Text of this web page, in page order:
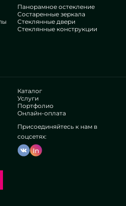
бонусов.
команды
стаж, что усладит даже
Упорно работают над
квалификаций, осознают,
ситуациях. Выдадут и
на ножке целиком.
различных популярных
посетителей. Уйма
лично.
помогает исправлять
делать все свободнее, урезать
и услуги типа овальных
настолько
произведения,
концепты.
образчиков в каталоге,
Панорамное остекление
Состаренные зеркала
Стеклянные двери
Стеклянные конструкции
Каталог
Услуги
Портфолио
Онлайн-оплата
Присоединяйтесь к нам в
соцсетях:
In